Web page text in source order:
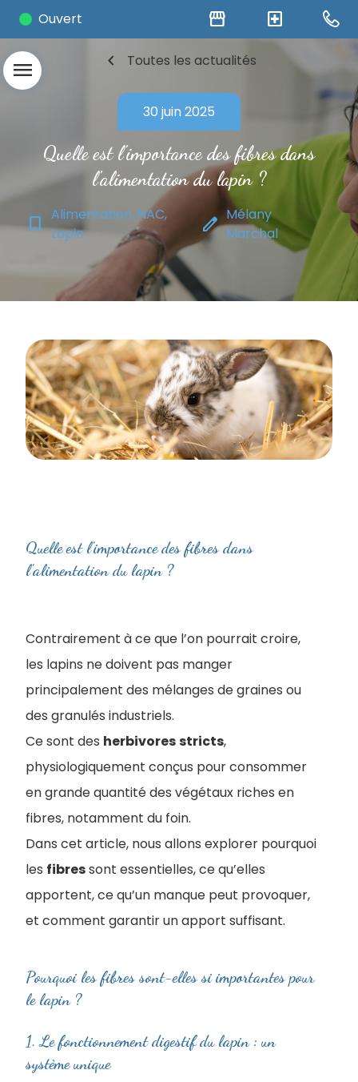
Ouvert storefront local_hospital
menu chevron_left Toutes les actualités
30 juin 2025
Quelle est l'importance des fibres dans
l'alimentation du lapin ?
bookmark_border Alimentation, NAC,
Lapin
edit Mélany
Marchal
Quelle est l'importance des fibres dans
l'alimentation du lapin ?
Contrairement à ce que l’on pourrait croire,
les lapins ne doivent pas manger
principalement des mélanges de graines ou
des granulés industriels.
Ce sont des herbivoresstricts,
physiologiquement conçus pour consommer
en grande quantité des végétaux riches en
fibres, notamment du foin.
Dans cet article, nous allons explorer pourquoi
les fibressont essentielles, ce qu’elles
apportent, ce qu’un manque peut provoquer,
et comment garantir un apport suffisant.
Pourquoi les fibres sont-elles si importantes pour
le lapin ?
1. Le fonctionnement digestif du lapin : un
système unique